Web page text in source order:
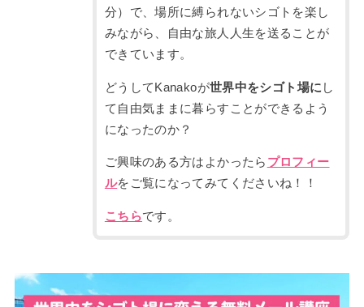
分）で、場所に縛られないシゴトを楽し
みながら、自由な旅人人生を送ることが
できています。
どうしてKanakoが世界中をシゴト場に し
て自由気ままに暮らすことができるよう
になったのか？
ご興味のある方はよかったら プロフィー
ルをご覧になってみてくださいね！！
こちらです。